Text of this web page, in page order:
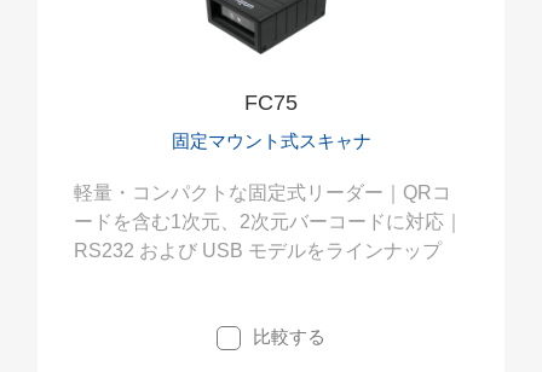
FC75
固定マウント式スキャナ
軽量・コンパクトな固定式リーダー｜QRコ
ードを含む1次元、2次元バーコードに対応｜
RS232 および USB モデルをラインナップ
比較する